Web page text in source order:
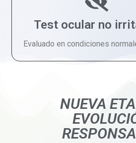
Test ocular no
Evaluado en condiciones
NUEVA